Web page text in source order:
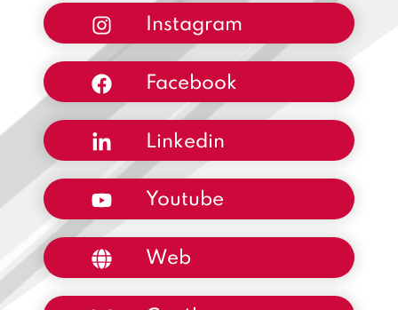
Instagram
Facebook
Linkedin
Youtube
Web